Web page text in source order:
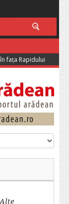
fața Rapidului
Alte